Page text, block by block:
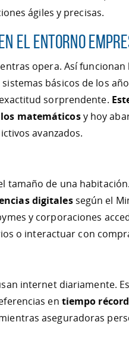
ágiles y precisas.
el entorno
opera. Así funcionan
básicos de los
sorprendente.
matemáticosy hoy
avanzados.
tamaño de una
digitalessegún el
y corporaciones
o interactuar con
internet diariamente.
en tiempo récord
aseguradoras